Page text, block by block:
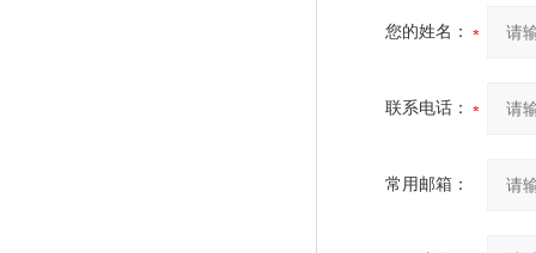
您的姓名：
联系电话：
常用邮箱：